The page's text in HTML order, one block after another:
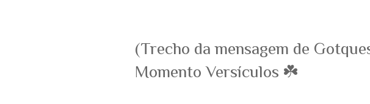
(Trecho da mensagem de
Momento Versículos ☘️